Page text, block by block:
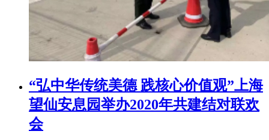
“弘中华传统美德 践核心价值观”上海
望仙安息园举办2020年共建结对联欢
会